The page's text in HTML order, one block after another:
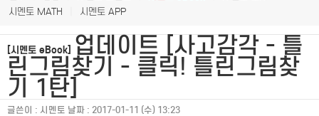
시멘토 MATH
시멘토 APP
[시멘토 eBook] 업데이트 [사고감각 - 틀
린그림찾기 - 클릭! 틀린그림찾
기 1탄]
글쓴이 : 시멘토 날짜 : 2017-01-11 (수) 13:23